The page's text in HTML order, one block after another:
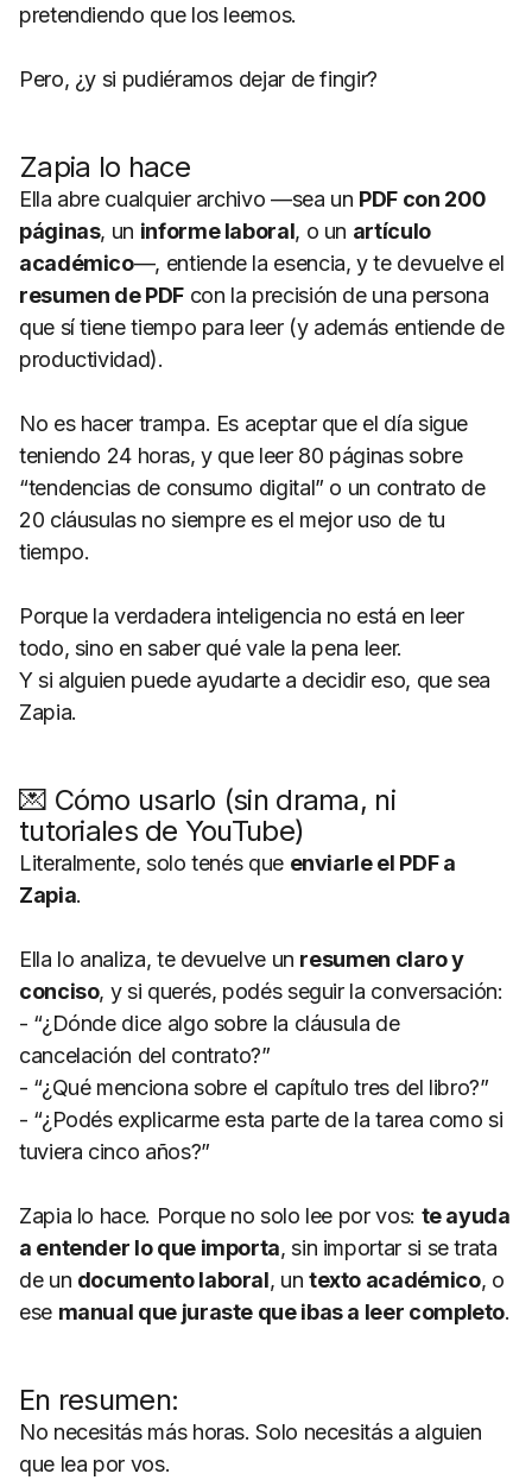
pretendiendo que los leemos.
Pero, ¿y si pudiéramos dejar de fingir?
Zapia lo hace
Ella abre cualquier archivo —sea un PDF con 200
páginas, un informe laboral, o un artículo
académico—, entiende la esencia, y te devuelve el
resumen de PDFcon la precisión de una persona
que sí tiene tiempo para leer (y además entiende de
productividad).
No es hacer trampa. Es aceptar que el día sigue
teniendo 24 horas, y que leer 80 páginas sobre
“tendencias de consumo digital” o un contrato de
20 cláusulas no siempre es el mejor uso de tu
tiempo.
Porque la verdadera inteligencia no está en leer
todo, sino en saber qué vale la pena leer.
Y si alguien puede ayudarte a decidir eso, que sea
Zapia.
💌 Cómo usarlo (sin drama, ni
tutoriales de YouTube)
Literalmente, solo tenés que enviarle el PDF a
Zapia.
Ella lo analiza, te devuelve un resumen claro y
conciso, y si querés, podés seguir la conversación:
- “¿Dónde dice algo sobre la cláusula de
cancelación del contrato?”
- “¿Qué menciona sobre el capítulo tres del libro?”
- “¿Podés explicarme esta parte de la tarea como si
tuviera cinco años?”
Zapia lo hace. Porque no solo lee por vos: te ayuda
a entender lo que importa, sin importar si se trata
de un documento laboral, un texto académico, o
ese manual que juraste que ibas a leer completo.
En resumen:
No necesitás más horas. Solo necesitás a alguien
que lea por vos.